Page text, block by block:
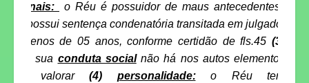
criminais:
o Réu é possuidor de maus antecedentes,
pois possui sentença condenatória transitada em julgado,
há menos de 05 anos, conforme certidão de fls.45 (3)
sobre sua conduta social não há nos autos elementos
para valorar (4) personalidade:o Réu tem